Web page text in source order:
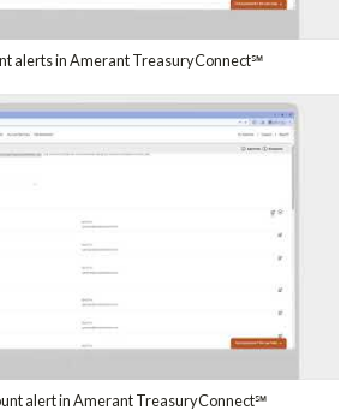
alerts in Amerant TreasuryConnect℠
alert in Amerant TreasuryConnect℠